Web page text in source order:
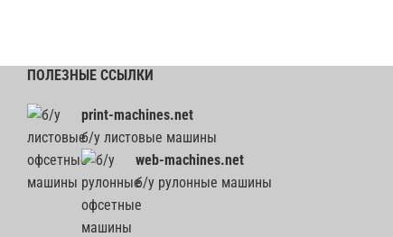
ПОЛЕЗНЫЕ ССЫЛКИ
print-machines.net
б/у листовые машины
web-machines.net
б/у рулонные машины